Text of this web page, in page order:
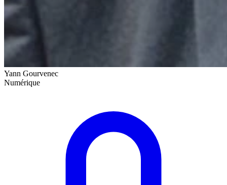
Yann Gourvenec
Numérique